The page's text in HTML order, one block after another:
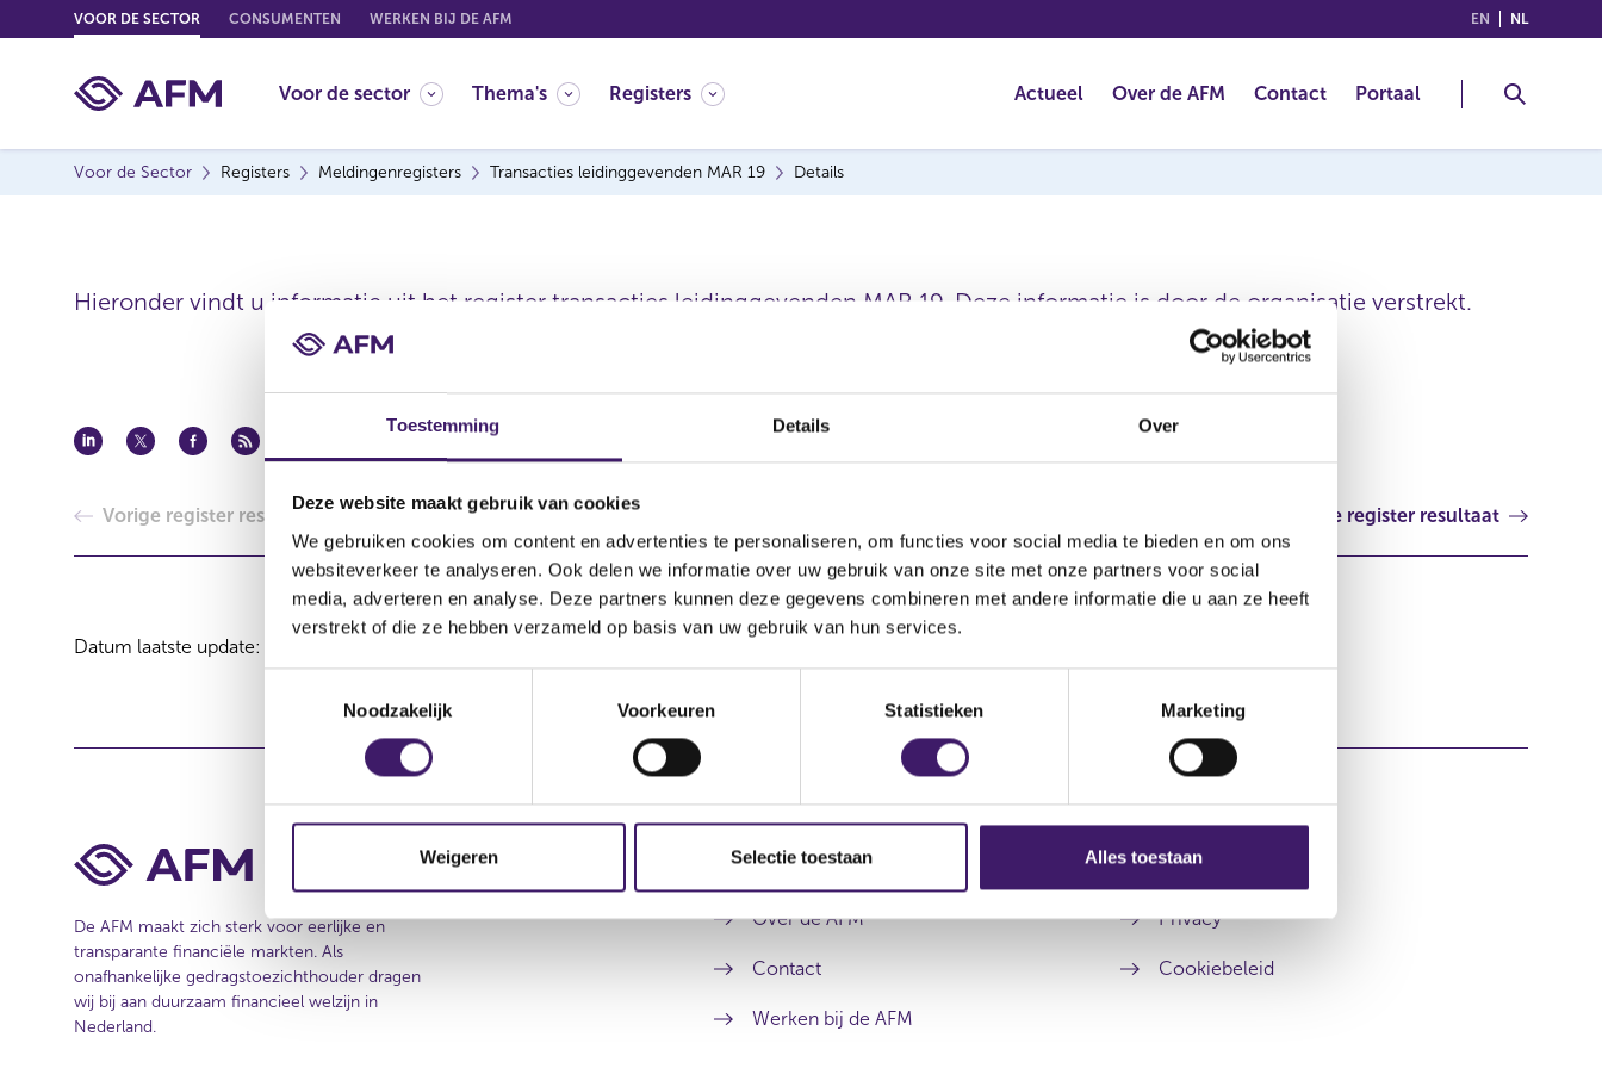
Toestemming Details Over
Deze website maakt gebruik van cookies
We gebruiken cookies om content en advertenties te personaliseren, om functies voor social media te bieden en om ons
websiteverkeer te analyseren. Ook delen we informatie over uw gebruik van onze site met onze partners voor social
media, adverteren en analyse. Deze partners kunnen deze gegevens combineren met andere informatie die u aan ze heeft
verstrekt of die ze hebben verzameld op basis van uw gebruik van hun services.
i
s
Noodzakelijk Voorkeuren Statistieken Marketing
Weigeren Selectie toestaan Alles toestaan
o
o
EN (ENGLISH)
NL
VOOR DE SECTOR CONSUMENTEN WERKEN BIJ DE AFM
Voor de sector Thema's Registers Actueel Over de AFM Contact Portaal
Voor de Sector Registers Meldingenregisters Transacties leidinggevenden MAR 19 Details
Hieronder vindt u informatie uit het register transacties leidinggevenden MAR 19. Deze informatie is door de organisatie verstrekt.
Vorige register resultaat Volgende register resultaat
Datum laatste update: 07 augustus 2026
Archief
Over de AFM
Contact
Werken bij de AFM
Over deze website
Privacy
Cookiebeleid
De AFM maakt zich sterk voor eerlijke en
transparante financiële markten. Als
onafhankelijke gedragstoezichthouder dragen
wij bij aan duurzaam financieel welzijn in
Nederland.